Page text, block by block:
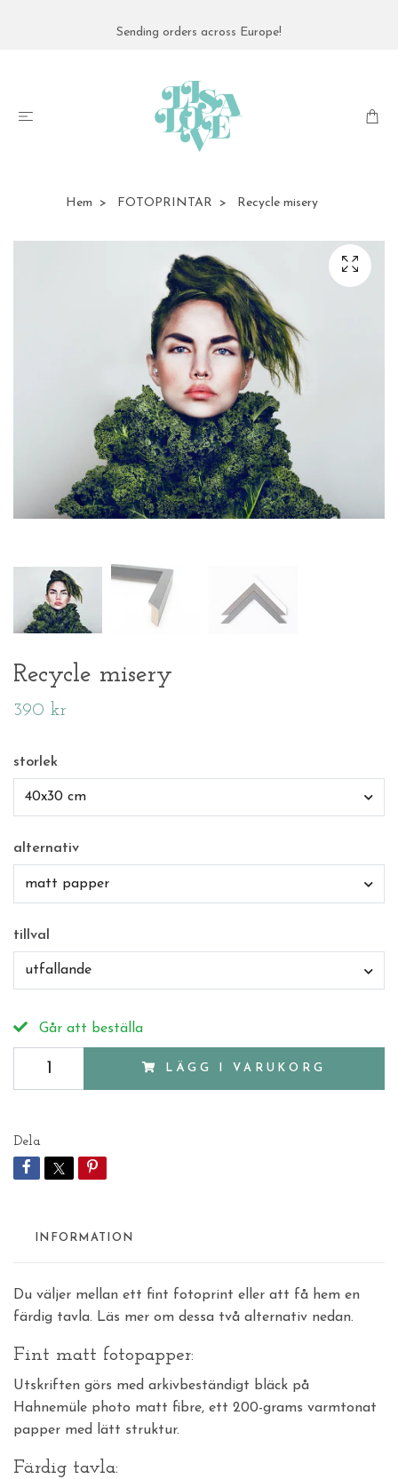
Sending orders across Europe!
Hem FOTOPRINTAR Recycle misery
Recycle misery
390 kr
storlek
40x30 cm
alternativ
matt papper
tillval
utfallande
Går att beställa
LÄGG I VARUKORG
Dela
INFORMATION
Du väljer mellan ett fint fotoprint eller att få hem en
färdig tavla. Läs mer om dessa två alternativ nedan.
Fint matt fotopapper:
Utskriften görs med arkivbeständigt bläck på
Hahnemüle photo matt fibre, ett 200-grams varmtonat
papper med lätt struktur.
Färdig tavla: